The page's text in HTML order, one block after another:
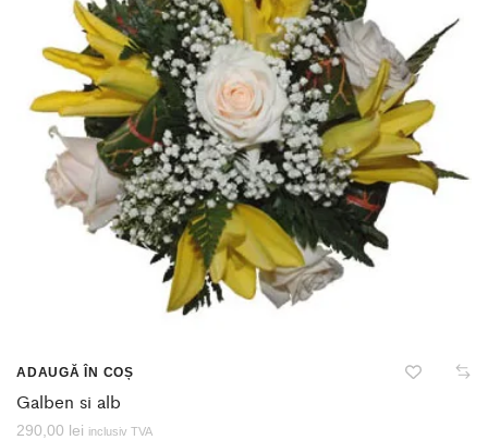
ADAUGĂ ÎN COȘ
Galben si alb
290,00 lei inclusiv TVA